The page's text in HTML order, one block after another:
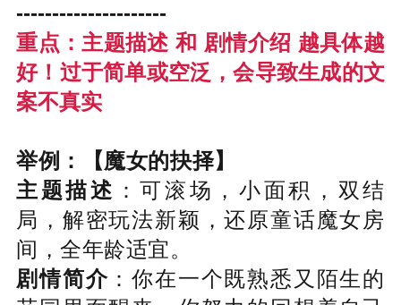
---------------------
重点：主题描述 和 剧情介绍 越具体越
好！过于简单或空泛，会导致生成的文
案不真实
举例：
【魔女的抉择】
主题描述 ：可滚场，小面积，双结
局，解密玩法新颖，还原童话魔女房
间，全年龄适宜。
剧情简介 ：你在一个既熟悉又陌生的